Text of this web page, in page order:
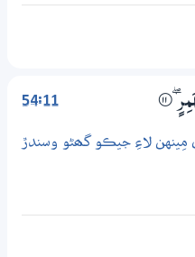
54:11 ڮ ۝11
مِينهن لاءِ جيڪو گھڻو وسندڙ